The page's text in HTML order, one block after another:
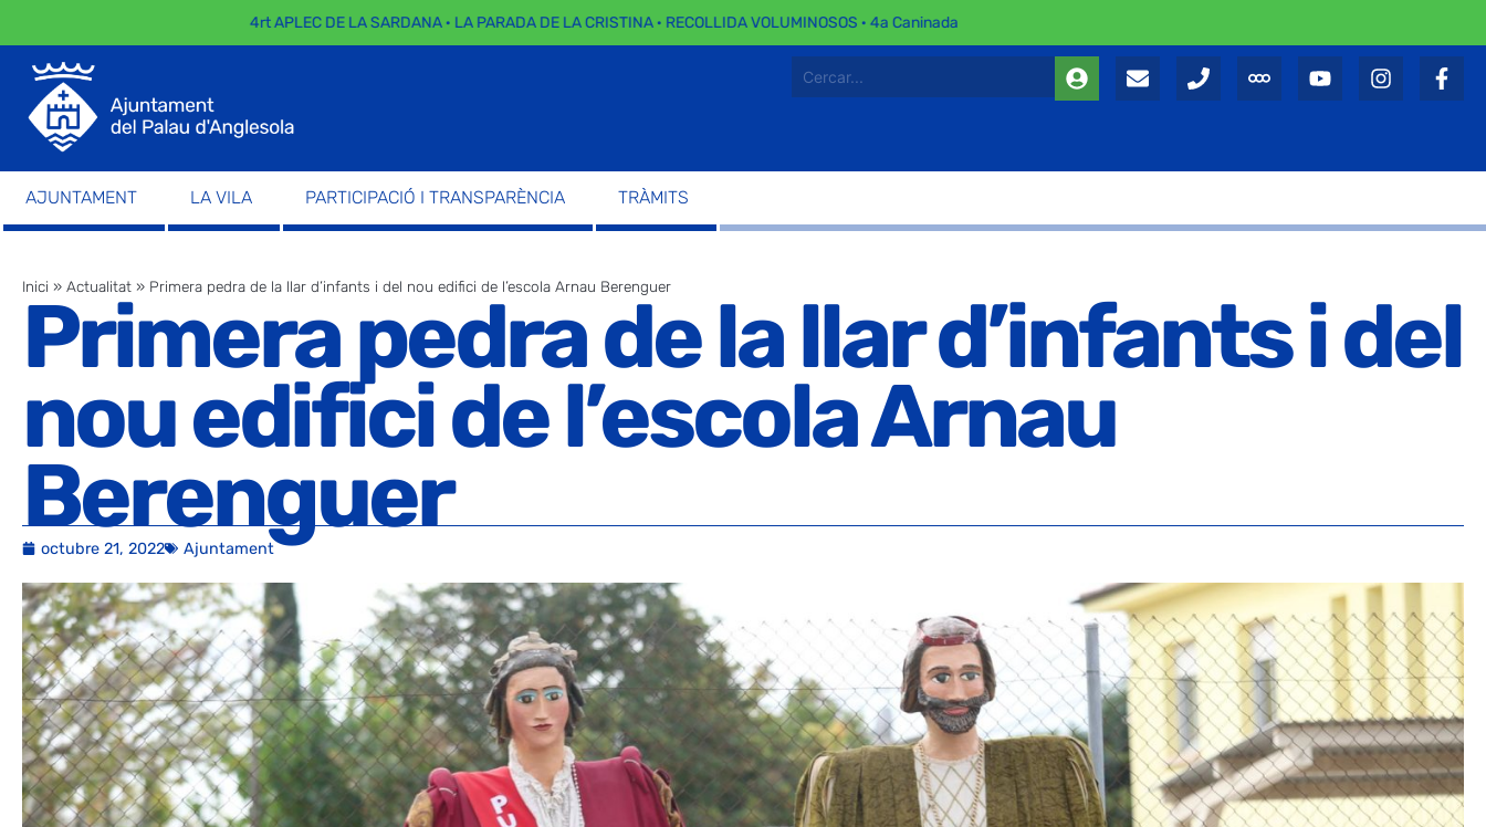
4rt APLEC DE LA SARDANA · LA PARADA DE LA CRISTINA · RECOLLIDA VOLUMINOSOS · 4a Caninada
AJUNTAMENT LA VILA PARTICIPACIÓ I TRANSPARÈNCIA TRÀMITS
Inici » Actualitat » Primera pedra de la llar d’infants i del nou edifici de l’escola Arnau Berenguer
Primera pedra de la llar d’infants i del
nou edifici de l’escola Arnau
Berenguer
octubre 21, 2022 Ajuntament